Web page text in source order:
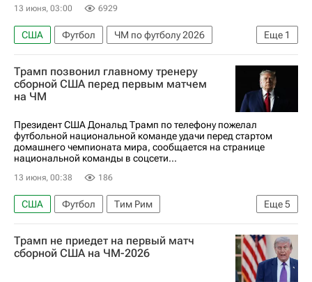
13 июня, 03:00 6929
Еще 1
США Футбол
ЧМ по футболу 2026
Парагвай
Трамп позвонил главному тренеру
сборной США перед первым матчем
на ЧМ
Президент США Дональд Трамп по телефону пожелал
футбольной национальной команде удачи перед стартом
домашнего чемпионата мира, сообщается на странице
национальной команды в соцсети...
13 июня, 00:38 186
Еще5
США Футбол
Тим Рим
Маурисио Почеттино
Дональд Трамп
ЧМ по футболу 2026
Турция Парагвай
Трамп не приедет на первый матч
сборной США на ЧМ-2026